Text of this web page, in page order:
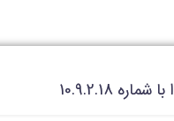
10.9.2.18